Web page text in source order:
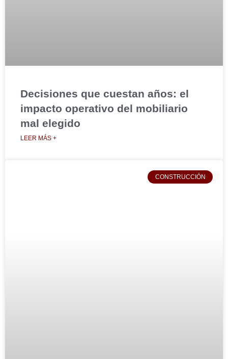
Decisiones que cuestan años: el
impacto operativo del mobiliario
mal elegido
LEER MÁS +
CONSTRUCCIÓN